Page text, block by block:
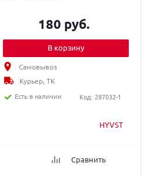
HYVST
Сравнить
180 руб.
В корзину
Самовывоз
Курьер, ТК
Есть в наличии
Код: 287032-1